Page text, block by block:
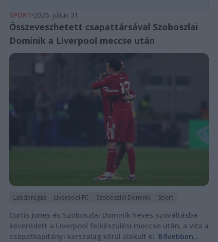
SPORT 2026. július 31.
Összeveszhetett csapattársával Szoboszlai
Dominik a Liverpool meccse után
Labdarúgás Liverpool FC Szoboszlai Dominik Sport
Curtis Jones és Szoboszlai Dominik heves szóváltásba
keveredett a Liverpool felkészülési meccse után, a vita a
csapatkapitányi karszalag körül alakult ki. Bővebben...